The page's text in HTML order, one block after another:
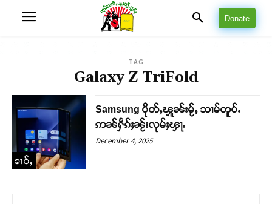
Donate
TAG
Galaxy Z TriFold
ၶၢဝ်ႇ
Samsung ပိုတ်ႇၾူၼ်းမႂ်ႇ သၢမ်တူပ်ႉ
ဢၼ်ႁႅၵ်ႈၼႂ်းလုမ်ႈၾႃႉ
December 4, 2025